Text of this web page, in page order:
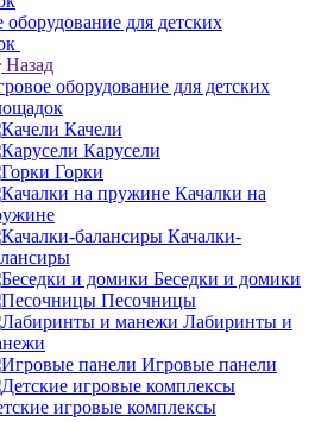
оборудование для детских
Назад
оборудование для детских
Качели
Карусели
Горки
Качалки на
Качалки-
Беседки и домики
Песочницы
Лабиринты и
Игровые панели
игровые комплексы